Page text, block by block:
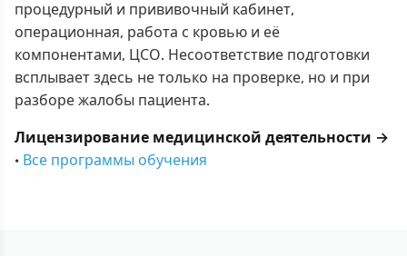
процедурный и прививочный кабинет,
операционная, работа с кровью и её
компонентами, ЦСО. Несоответствие подготовки
всплывает здесь не только на проверке, но и при
разборе жалобы пациента.
Лицензирование медицинской деятельности →
· Все программы обучения